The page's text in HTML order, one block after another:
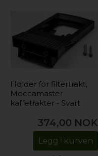
Holder for filtertrakt,
Moccamaster
kaffetrakter - Svart
374,00 NOK
Legg i kurven